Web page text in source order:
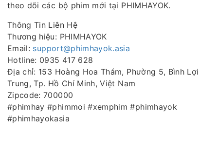
theo dõi các bộ phim mới tại PHIMHAYOK.
Thông Tin Liên Hệ
Thương hiệu: PHIMHAYOK
Email: support@phimhayok.asia
Hotline: 0935 417 628
Địa chỉ: 153 Hoàng Hoa Thám, Phường 5, Bình Lợi
Trung, Tp. Hồ Chí Minh, Việt Nam
Zipcode: 700000
#phimhay #phimmoi #xemphim #phimhayok
#phimhayokasia